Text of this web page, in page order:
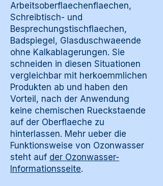
Arbeitsoberflaechenflaechen,
Schreibtisch- und
Besprechungstischflaechen,
Badspiegel, Glasduschwaeende
ohne Kalkablagerungen. Sie
schneiden in diesen Situationen
vergleichbar mit herkoemmlichen
Produkten ab und haben den
Vorteil, nach der Anwendung
keine chemischen Rueckstaende
auf der Oberflaeche zu
hinterlassen. Mehr ueber die
Funktionsweise von Ozonwasser
steht auf der Ozonwasser-
Informationsseite.